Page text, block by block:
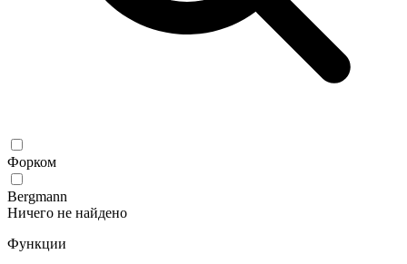
Форком
Bergmann
Ничего не найдено
Функции